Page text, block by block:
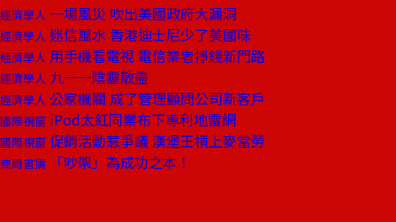
經濟學人 一場風災 吹出美國政府大漏洞
經濟學人 迷信風水 香港迪士尼少了美國味
經濟學人 用手機看電視 電信業者掙錢新門路
經濟學人 九一一陰霾散盡
經濟學人 公家機關 成了管理顧問公司新客戶
國際視窗 iPod太紅同業布下專利地雷網
國際視窗 促銷活動惹爭議 漢堡王槓上麥當勞
商周書摘 「吵架」為成功之本！